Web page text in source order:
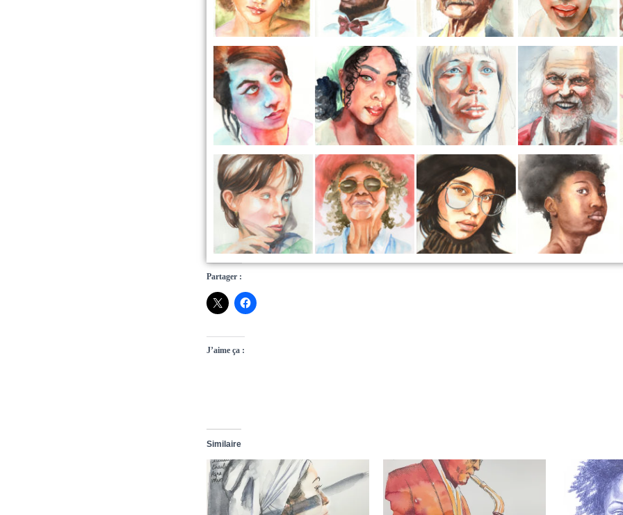
Partager :
J’aime ça :
Similaire